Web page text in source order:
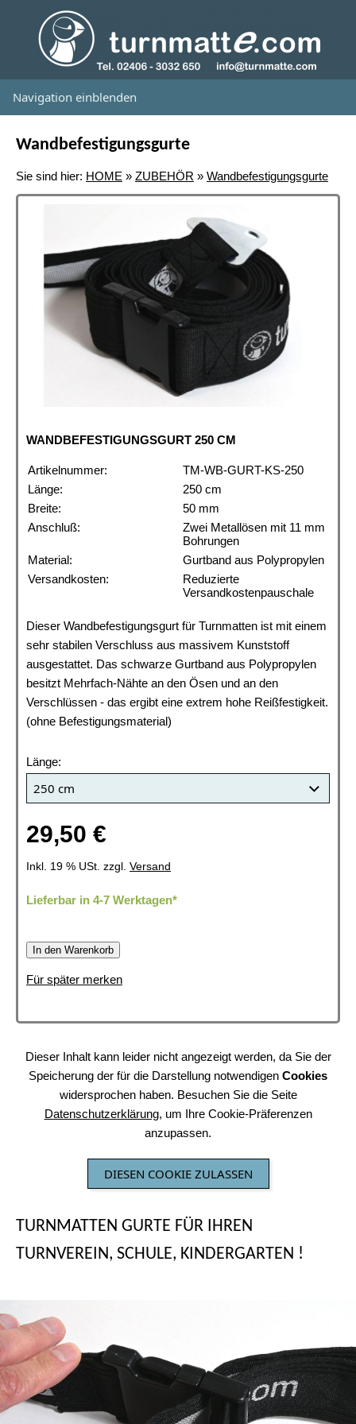
Navigation einblenden
Wandbefestigungsgurte
Sie sind hier: HOME » ZUBEHÖR » Wandbefestigungsgurte
WANDBEFESTIGUNGSGURT 250 CM
Artikelnummer:
TM-WB-GURT-KS-250
Länge:
250 cm
Breite:
50 mm
Anschluß:
Zwei Metallösen mit 11 mm
Bohrungen
Material:
Gurtband aus Polypropylen
Versandkosten:
Reduzierte
Versandkostenpauschale
Dieser Wandbefestigungsgurt für Turnmatten ist mit einem
sehr stabilen Verschluss aus massivem Kunststoff
ausgestattet. Das schwarze Gurtband aus Polypropylen
besitzt Mehrfach-Nähte an den Ösen und an den
Verschlüssen - das ergibt eine extrem hohe Reißfestigkeit.
(ohne Befestigungsmaterial)
Länge:
29,50 €
Inkl. 19 % USt. zzgl. Versand
Lieferbar in 4-7 Werktagen*
In den Warenkorb
Für später merken
Dieser Inhalt kann leider nicht angezeigt werden, da Sie der
Speicherung der für die Darstellung notwendigen Cookies
widersprochen haben. Besuchen Sie die Seite
Datenschutzerklärung, um Ihre Cookie-Präferenzen
anzupassen.
DIESEN COOKIE ZULASSEN
TURNMATTEN GURTE FÜR IHREN
TURNVEREIN, SCHULE, KINDERGARTEN !
Sie können unsere Wandbefestigungsgurte sehr einfach
verstellen...